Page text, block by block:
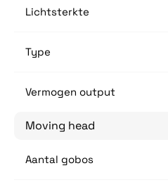
Lichtsterkte
Type
Vermogen output
Moving head
Aantal gobos